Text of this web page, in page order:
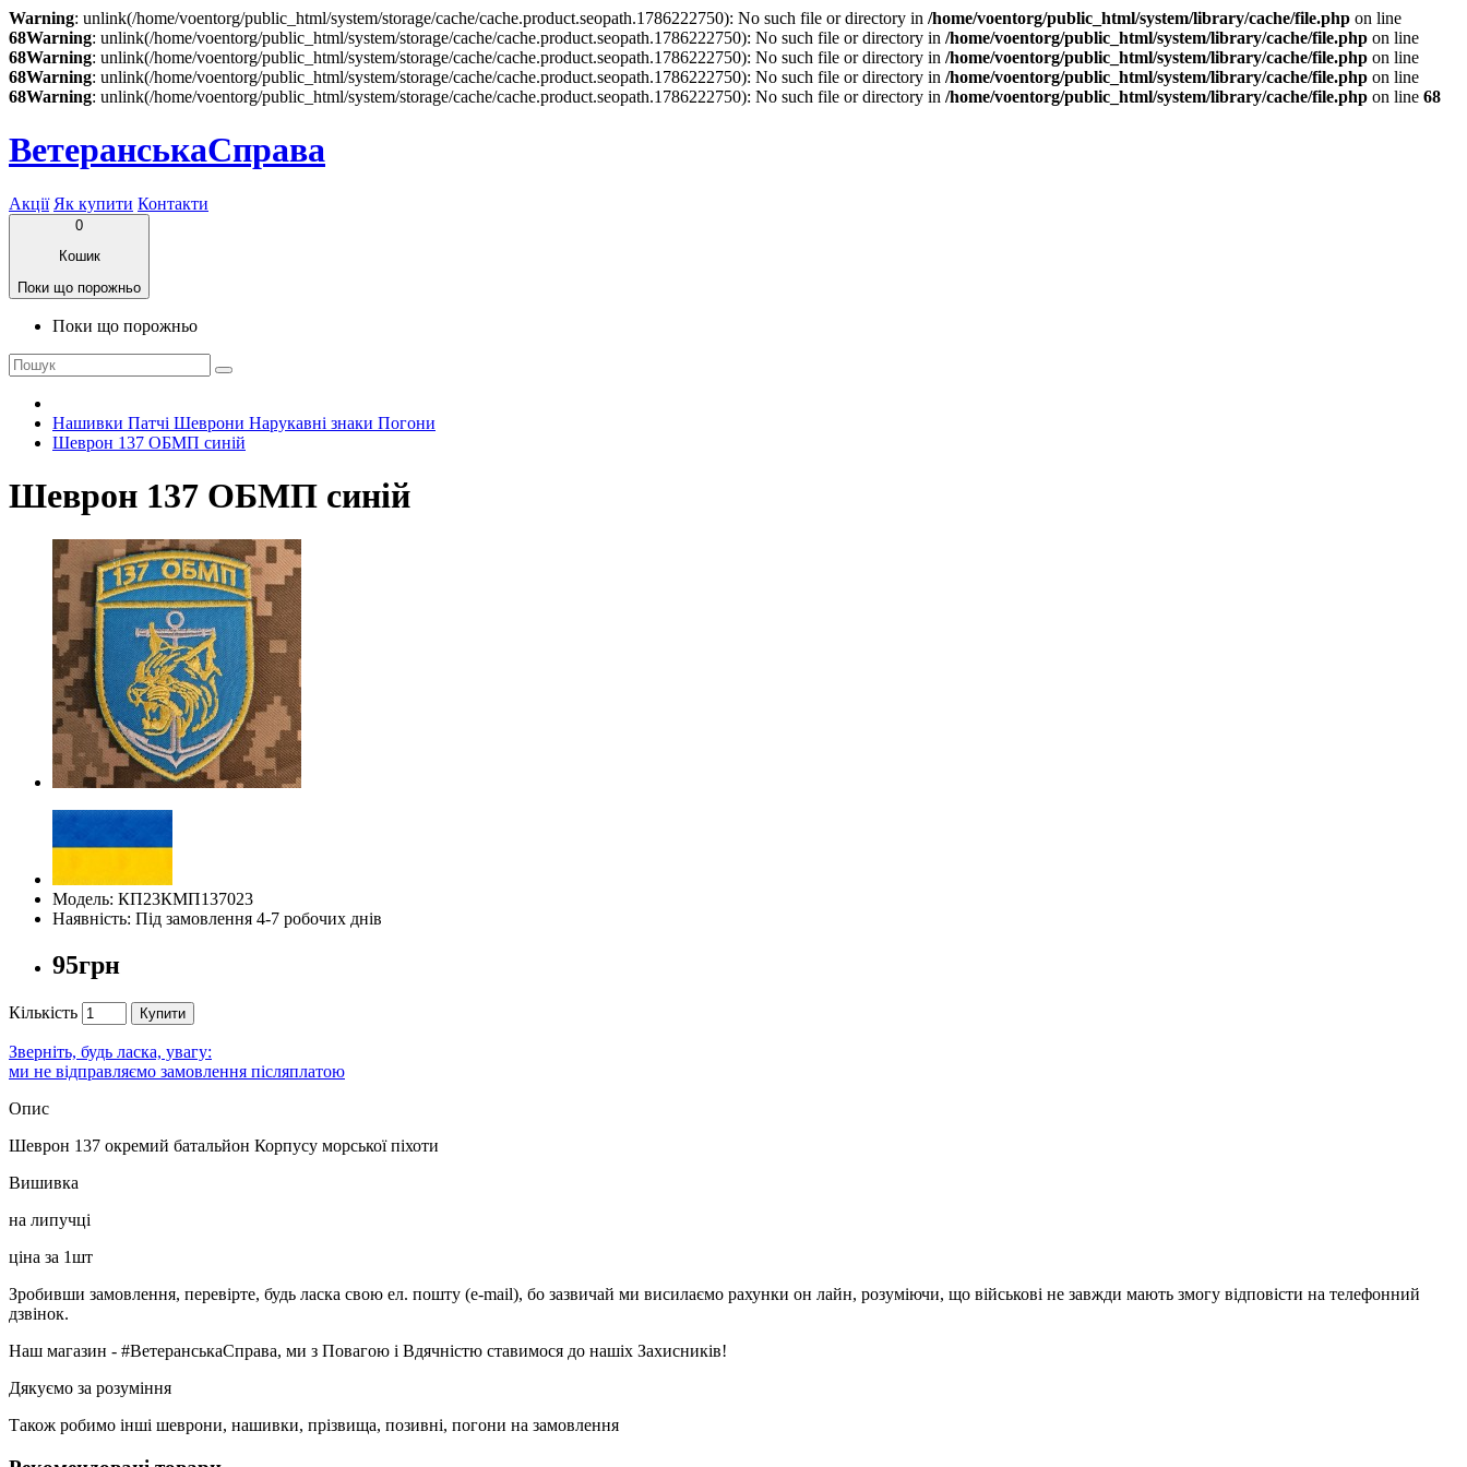
Warning: unlink(/home/voentorg/public_html/system/storage/cache/cache.product.seopath.1786222750): No such file or directory in /home/voentorg/public_html/system/library/cache/file.php on line
68Warning: unlink(/home/voentorg/public_html/system/storage/cache/cache.product.seopath.1786222750): No such file or directory in /home/voentorg/public_html/system/library/cache/file.php on line
68Warning: unlink(/home/voentorg/public_html/system/storage/cache/cache.product.seopath.1786222750): No such file or directory in /home/voentorg/public_html/system/library/cache/file.php on line
68Warning: unlink(/home/voentorg/public_html/system/storage/cache/cache.product.seopath.1786222750): No such file or directory in /home/voentorg/public_html/system/library/cache/file.php on line
68Warning: unlink(/home/voentorg/public_html/system/storage/cache/cache.product.seopath.1786222750): No such file or directory in /home/voentorg/public_html/system/library/cache/file.php on line 68
ВетеранськаСправа
Акції Як купити Контакти
0
Кошик
Поки що порожньо
Поки що порожньо
Нашивки Патчі Шеврони Нарукавні знаки Погони
Шеврон 137 ОБМП синій
Шеврон 137 ОБМП синій
Модель: КП23КМП137023
Наявність: Під замовлення 4-7 робочих днів
95грн
Кількість Купити
Зверніть, будь ласка, увагу:
ми не відправляємо замовлення післяплатою
Опис
Шеврон 137 окремий батальйон Корпусу морської піхоти
Вишивка
на липучці
ціна за 1шт
Зробивши замовлення, перевірте, будь ласка свою ел. пошту (e-mail), бо зазвичай ми висилаємо рахунки он лайн, розуміючи, що військові не завжди мають змогу відповісти на телефонний
дзвінок.
Наш магазин - #ВетеранськаСправа, ми з Повагою і Вдячністю ставимося до нашіх Захисників!
Дякуємо за розуміння
Також робимо інші шеврони, нашивки, прізвища, позивні, погони на замовлення